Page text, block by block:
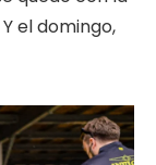
el domingo,